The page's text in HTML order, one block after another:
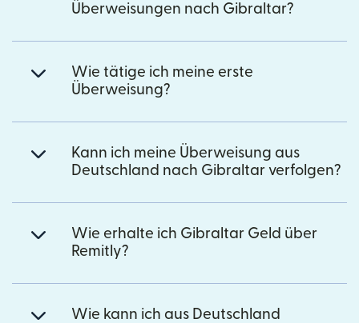
Überweisungen nach Gibraltar?
Wie tätige ich meine erste
Überweisung?
Kann ich meine Überweisung aus
Deutschland nach Gibraltar verfolgen?
Wie erhalte ich Gibraltar Geld über
Remitly?
Wie kann ich aus Deutschland